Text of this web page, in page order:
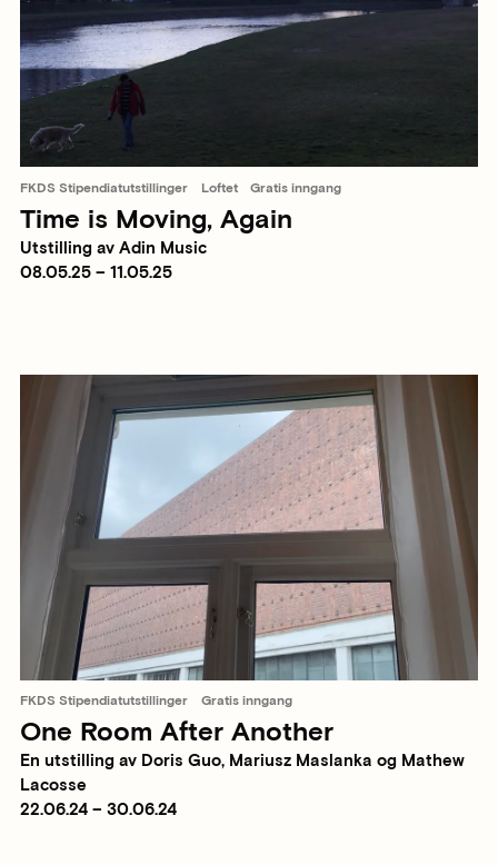
FKDS Stipendiatutstillinger Loftet Gratis inngang
Time is Moving, Again
Utstilling av Adin Music
08.05.25 – 11.05.25
FKDS Stipendiatutstillinger Gratis inngang
One Room After Another
En utstilling av Doris Guo, Mariusz Maslanka og Mathew
Lacosse
22.06.24 – 30.06.24